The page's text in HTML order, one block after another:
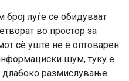
луѓе се обидуваат
во простор за
сè уште не е оптоварен
шум, туку е
размислување.